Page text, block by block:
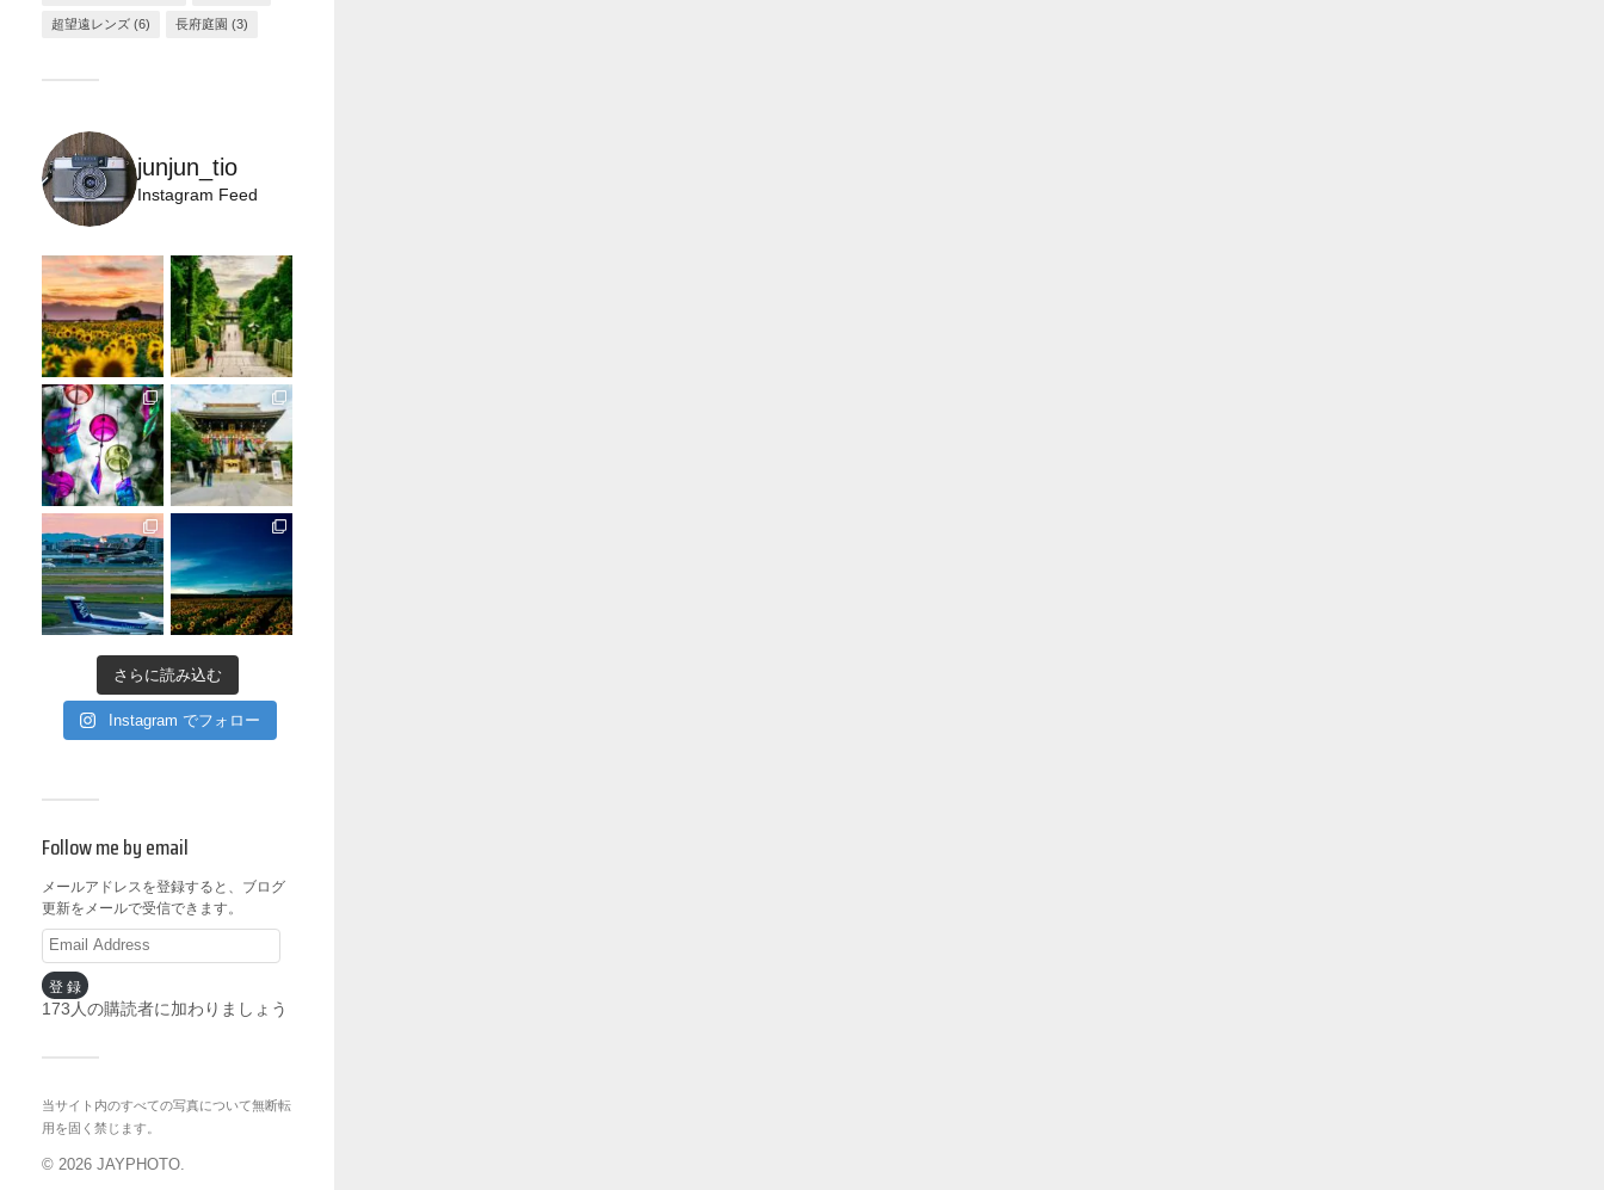
超望遠レンズ (6) 長府庭園 (3)
junjun_tio
Instagram Feed
さらに読み込む
Instagram でフォロー
Follow me by email
メールアドレスを登録すると、ブログ
更新をメールで受信できます。
登録
173人の購読者に加わりましょう
当サイト内のすべての写真について無断転
用を固く禁じます。
© 2026 JAYPHOTO.